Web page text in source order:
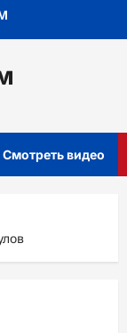
Смотреть видео